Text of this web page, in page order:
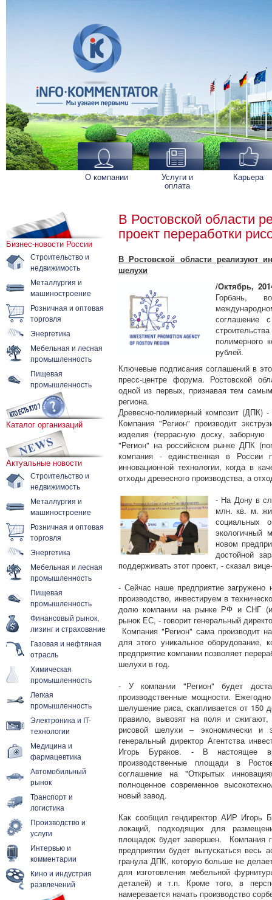
О компании Услуги и
оплата
Карьера
Бизнес-новости России
Строительство и
недвижимость
Металлургия и
машиностроение
Розничная и оптовая
торговля
Энергетика
Мебельная и лесная
промышленность
Пищевая
промышленность
Каталог организаций
Актуальные новости
Строительство и
недвижимость
Металлургия и
машиностроение
Розничная и оптовая
торговля
Энергетика
Мебельная и лесная
промышленность
Пищевая
промышленность
Финансовый рынок,
лизинг и страхование
Газовая и нефтяная
отрасль
Химическая
промышленность
Легкая
промышленность
Электроника и IT-
технологии
Медицина и
фармацевтика
Автомобильный
рынок
Транспорт и
логистика
Производство и
услуги
Интервью и
комментарии
Кино и индустрия
развлечений
В Ростовской области
проект переработки
В Ростовской области реализуют
шелухи
/Октябрь,
Горбань,
соглашение
полимерного
рублей.
Ключевые подписания соглашений в
пресс-центре форума. Ростовской
одной из первых, признавая тем
региона.
Древесно-полимерный композит (ДПК)
Компания "Регион" производит
изделия (террасную доску,
"Регион" на российском рынке ДПК
компания - единственная в России
инновационной технологии, когда в
отходы древесного производства, а
- На Дону в
млн. кв. м.
социальных
экологичный
новом
достойной
поддерживать этот проект, - сказал
- Сейчас наше предприятие
производство, инвестируем в
долю компании на рынке РФ и СНГ
рынок ЕС, - говорит генеральный
Компания "Регион" сама производит
для этого уникальное оборудование,
предприятие компании позволяет
шелухи в год.
- У компании "Регион" будет
производственные мощности.
шелушение риса, скапливается от 150
правило, вывозят на поля и
рисовой шелухи – экономически и
генеральный директор Агентства
Игорь Бураков. - В настоящее
производственные площади в
соглашение на "Открытых
полноценное современное
новый завод.
Как сообщил гендиректор АИР Игорь
локаций, подходящих для
площадок будет завершен. Компания
предприятии будет выпускаться весь
гранула ДПК, которую больше не
для изготовления мебельной
деталей) и т.п. Кроме того, в
намеревается начать производство